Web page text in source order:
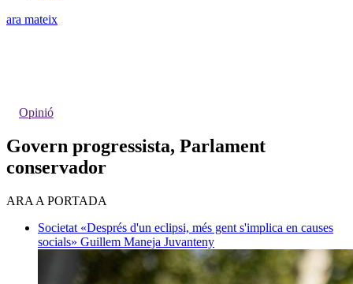
ara mateix
Opinió
Govern progressista, Parlament
conservador
ARA A PORTADA
Societat «Després d'un eclipsi, més gent s'implica en causes
socials» Guillem Maneja Juvanteny